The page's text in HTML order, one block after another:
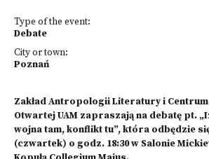
Type of the event:
Debate
City or town:
Poznań
Zakład Antropologii Literatury i
Otwartej UAM zapraszają na debatę pt.
wojna tam, konflikt tu”, która odbędzie
(czwartek) o godz. 18:30 w Salonie